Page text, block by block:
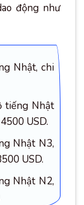
động như
Nhật, chi
tiếng Nhật
USD.
Nhật N3,
USD.
Nhật N2,